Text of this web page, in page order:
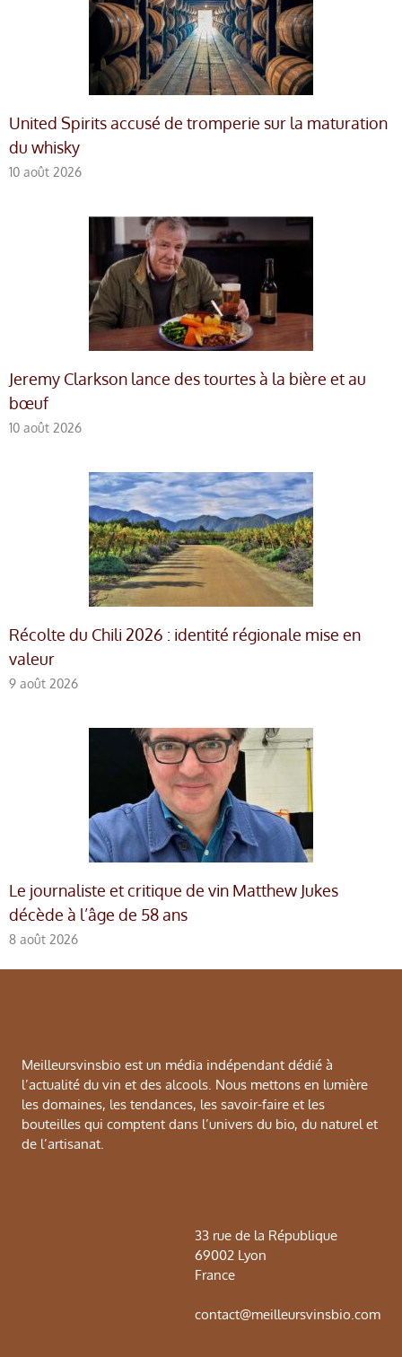
United Spirits accusé de tromperie sur la maturation
du whisky
10 août 2026
Jeremy Clarkson lance des tourtes à la bière et au
bœuf
10 août 2026
Récolte du Chili 2026 : identité régionale mise en
valeur
9 août 2026
Le journaliste et critique de vin Matthew Jukes
décède à l’âge de 58 ans
8 août 2026
Meilleursvinsbio est un média indépendant dédié à
l’actualité du vin et des alcools. Nous mettons en lumière
les domaines, les tendances, les savoir-faire et les
bouteilles qui comptent dans l’univers du bio, du naturel et
de l’artisanat.
33 rue de la République
69002 Lyon
France
contact@meilleursvinsbio.com